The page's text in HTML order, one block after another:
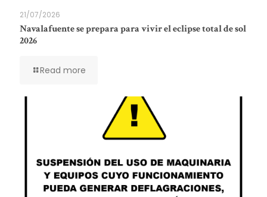
21/07/2026
Navalafuente se prepara para vivir el eclipse total de sol
2026
Read more